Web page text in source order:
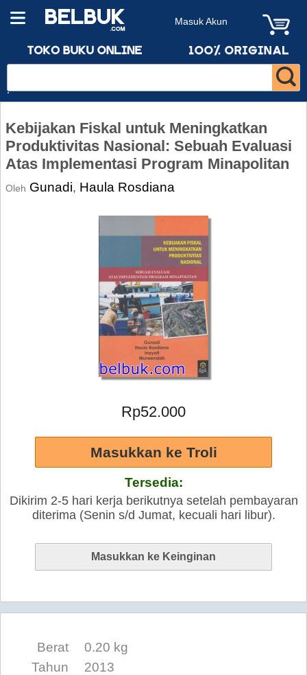
Masuk Akun
Kebijakan Fiskal untuk Meningkatkan
Produktivitas Nasional: Sebuah Evaluasi
Atas Implementasi Program Minapolitan
Oleh Gunadi, Haula Rosdiana
Rp52.000
Tersedia:
Dikirim 2-5 hari kerja berikutnya setelah pembayaran
diterima (Senin s/d Jumat, kecuali hari libur).
Berat
0.20 kg
Tahun
2013